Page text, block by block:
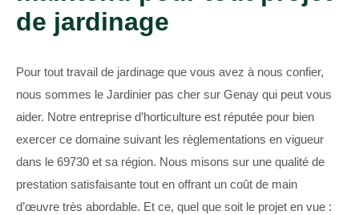
de jardinage
Pour tout travail de jardinage que vous avez à nous confier,
nous sommes le Jardinier pas cher sur Genay qui peut vous
aider. Notre entreprise d’horticulture est réputée pour bien
exercer ce domaine suivant les règlementations en vigueur
dans le 69730 et sa région. Nous misons sur une qualité de
prestation satisfaisante tout en offrant un coût de main
d’œuvre très abordable. Et ce, quel que soit le projet en vue :